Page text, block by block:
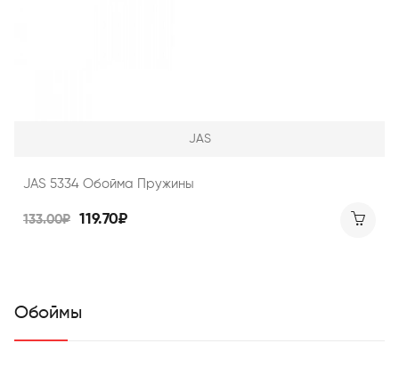
JAS
JAS 5334 Обойма Пружины
133.00₽ 119.70₽
Обоймы